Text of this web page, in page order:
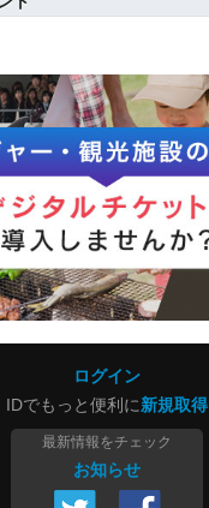
ログイン
IDでもっと便利に新規取得
最新情報をチェック
お知らせ